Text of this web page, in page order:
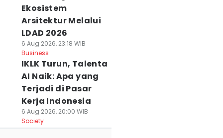
Ekosistem
Arsitektur Melalui
LDAD 2026
6 Aug 2026, 23:18 WIB
Business
IKLK Turun, Talenta
AI Naik: Apa yang
Terjadi di Pasar
Kerja Indonesia
6 Aug 2026, 20:00 WIB
Society